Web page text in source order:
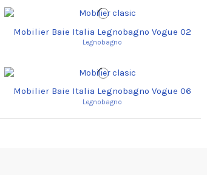
Mobilier Baie Italia Legnobagno Vogue 02
Legnobagno
Mobilier Baie Italia Legnobagno Vogue 06
Legnobagno